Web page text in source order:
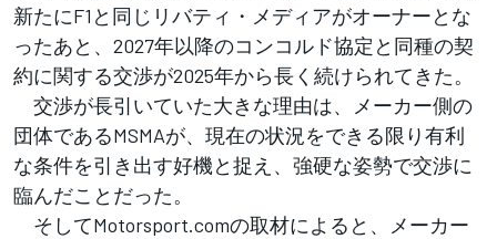
新たにF1と同じリバティ・メディアがオーナーとな
ったあと、2027年以降のコンコルド協定と同種の契
約に関する交渉が2025年から長く続けられてきた。
交渉が長引いていた大きな理由は、メーカー側の
団体であるMSMAが、現在の状況をできる限り有利
な条件を引き出す好機と捉え、強硬な姿勢で交渉に
臨んだことだった。
そしてMotorsport.comの取材によると、メーカー